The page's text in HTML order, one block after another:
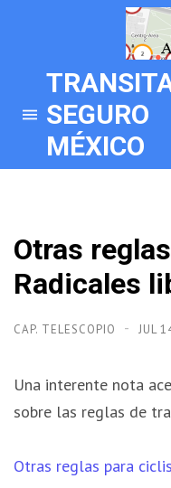
SEGURO
MÉXICO
Otras
Radicales
CAP. TELESCOPIO JUL
Una interente nota
sobre las reglas de
Otras reglas para